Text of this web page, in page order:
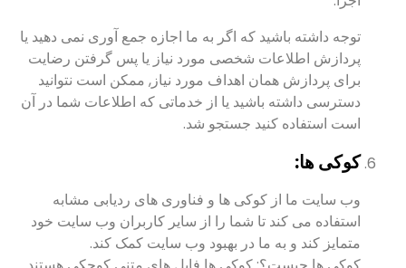
توجه داشته باشید که اگر به ما اجازه جمع آوری نمی دهید یا
پردازش اطلاعات شخصی مورد نیاز یا پس گرفتن رضایت
برای پردازش همان اهداف مورد نیاز, ممکن است نتوانید
دسترسی داشته باشید یا از خدماتی که اطلاعات شما در آن
است استفاده کنید جستجو شد.
کوکی ها:
وب سایت ما از کوکی ها و فناوری های ردیابی مشابه
استفاده می کند تا شما را از سایر کاربران وب سایت خود
متمایز کند و به ما در بهبود وب سایت کمک کند.